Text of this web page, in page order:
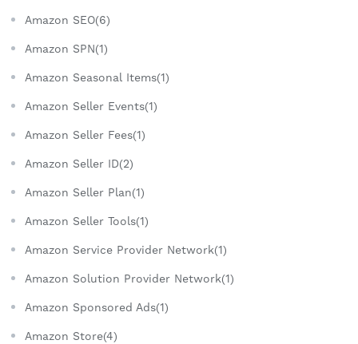
Amazon SEO(6)
Amazon SPN(1)
Amazon Seasonal Items(1)
Amazon Seller Events(1)
Amazon Seller Fees(1)
Amazon Seller ID(2)
Amazon Seller Plan(1)
Amazon Seller Tools(1)
Amazon Service Provider Network(1)
Amazon Solution Provider Network(1)
Amazon Sponsored Ads(1)
Amazon Store(4)